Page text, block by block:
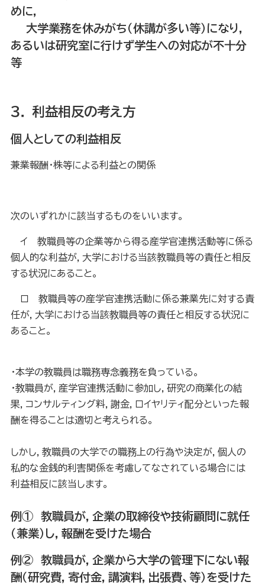
めに，
大学業務を休みがち（休講が多い等）になり，
あるいは研究室に行けず学生への対応が不十分
等
３． 利益相反の考え方
個人としての利益相反
兼業報酬・株等による利益との関係
次のいずれかに該当するものをいいます。
イ 教職員等の企業等から得る産学官連携活動等に係る
個人的な利益が，大学における当該教職員等の責任と相反
する状況にあること。
ロ 教職員等の産学官連携活動に係る兼業先に対する責
任が，大学における当該教職員等の責任と相反する状況に
あること。
・本学の教職員は職務専念義務を負っている。
・教職員が，産学官連携活動に参加し，研究の商業化の結
果，コンサルティング料，謝金，ロイヤリティ配分といった報
酬を得ることは適切と考えられる。
しかし，教職員の大学での職務上の行為や決定が，個人の
私的な金銭的利害関係を考慮してなされている場合には
利益相反に該当します。
例①
教職員が，企業の取締役や技術顧問に就任
（兼業）し，報酬を受けた場合
例② 教職員が，企業から大学の管理下にない報
酬（研究費，寄付金，講演料，出張費、等）を受けた